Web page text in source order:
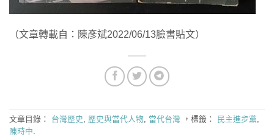
（文章轉載自：陳彥斌2022/06/13臉書貼文）
文章目錄： 台灣歷史, 歷史與當代人物, 當代台灣 ，標籤： 民主進步黨,
陳時中.